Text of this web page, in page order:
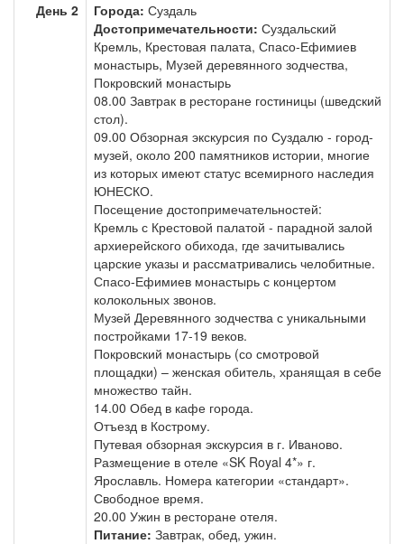
День 2 Города: Суздаль
Достопримечательности: Суздальский
Кремль, Крестовая палата, Спасо-Ефимиев
монастырь, Музей деревянного зодчества,
Покровский монастырь
08.00 Завтрак в ресторане гостиницы (шведский
стол).
09.00 Обзорная экскурсия по Суздалю - город-
музей, около 200 памятников истории, многие
из которых имеют статус всемирного наследия
ЮНЕСКО.
Посещение достопримечательностей:
Кремль с Крестовой палатой - парадной залой
архиерейского обихода, где зачитывались
царские указы и рассматривались челобитные.
Спасо-Ефимиев монастырь с концертом
колокольных звонов.
Музей Деревянного зодчества с уникальными
постройками 17-19 веков.
Покровский монастырь (со смотровой
площадки) – женская обитель, хранящая в себе
множество тайн.
14.00 Обед в кафе города.
Отъезд в Кострому.
Путевая обзорная экскурсия в г. Иваново.
Размещение в отеле «SK Royal 4*» г.
Ярославль. Номера категории «стандарт».
Свободное время.
20.00 Ужин в ресторане отеля.
Питание: Завтрак, обед, ужин.